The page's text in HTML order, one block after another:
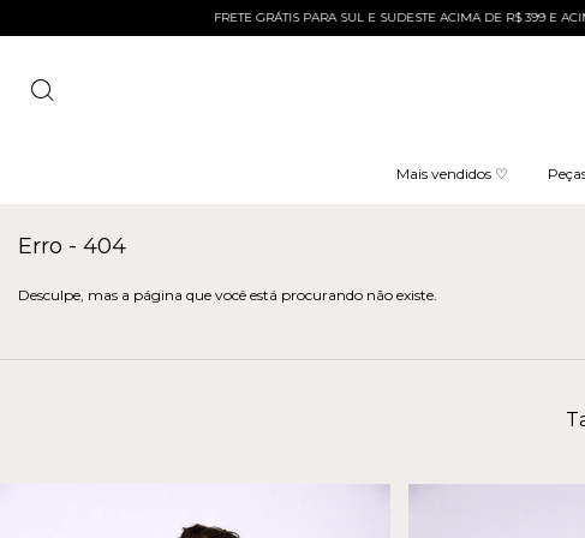
FRETE GRÁTIS PARA SUL E SUDESTE ACIMA DE R$ 399 E ACIMA
Mais vendidos ♡
Erro - 404
Desculpe, mas a página que você está procurando não existe.